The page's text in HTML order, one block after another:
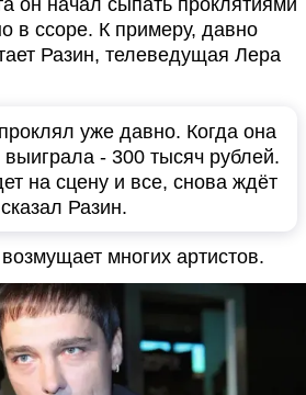
он начал сыпать проклятиями
в ссоре. К примеру, давно
Разин, телеведущая Лера
уже давно. Когда она
- 300 тысяч рублей.
на сцену и все, снова ждёт
Разин.
многих артистов.